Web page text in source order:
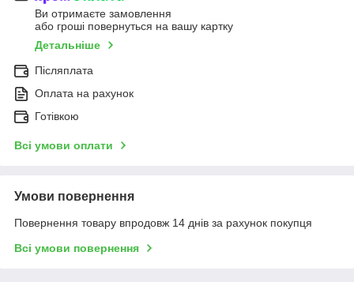
Ви отримаєте замовлення
або гроші повернуться на вашу картку
Детальніше
Післяплата
Оплата на рахунок
Готівкою
Всі умови оплати
Умови повернення
Повернення товару впродовж 14 днів за рахунок покупця
Всі умови повернення